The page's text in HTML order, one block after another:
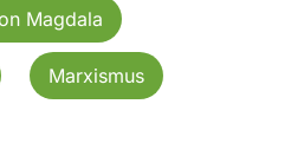
Magdala
Marxismus